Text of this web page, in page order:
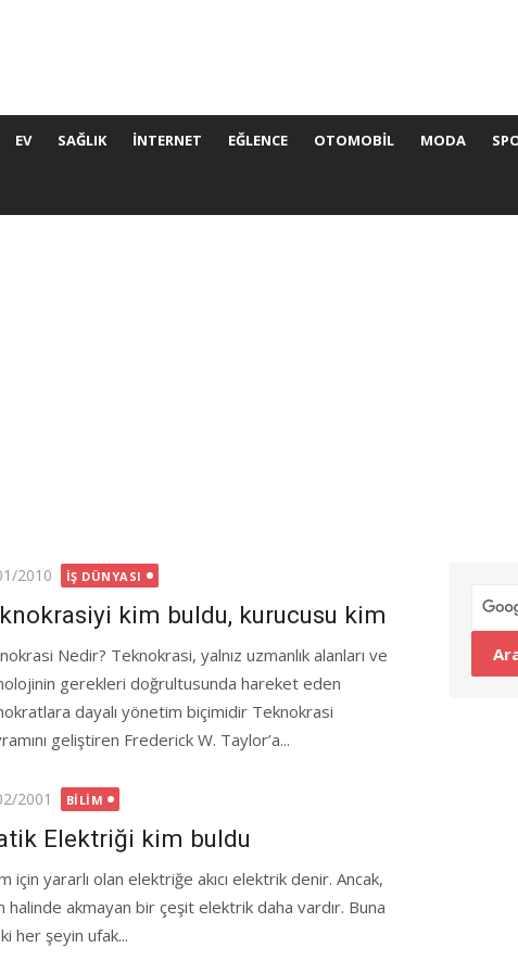
EV SAĞLIK İNTERNET EĞLENCE OTOMOBIL MODA
2010 İŞ DÜNYASI
kim buldu, kurucusu kim
Nedir? Teknokrasi, yalnız uzmanlık alanları ve
gerekleri doğrultusunda hareket eden
dayalı yönetim biçimidir Teknokrasi
geliştiren Frederick W. Taylor’a...
2001 BILIM
Elektriği kim buldu
için yararlı olan elektriğe akıcı elektrik denir. Ancak,
halinde akmayan bir çeşit elektrik daha vardır. Buna
her şeyin ufak...